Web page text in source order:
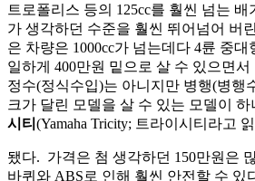
트로폴리스 등의 125cc를 훨씬 넘는
가 생각하던 수준을 훨씬 뛰어넘어 버
은 차량은 1000cc가 넘는데다 4륜 중
일하게 400만원 밑으로 살 수 있으면서
정수(정식수입)는 아니지만 병행(병행
크가 달린 모델을 살 수 있는 모델이 하
시티 (Yamaha Tricity; 트라이시티라고
됐다. 가격은 첨 생각하던 150만원은
바퀴와 ABS로 인해 훨씬 안전할 수 있